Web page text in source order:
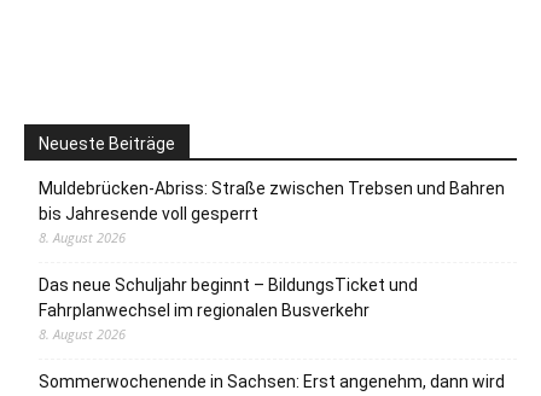
Neueste Beiträge
Muldebrücken-Abriss: Straße zwischen Trebsen und Bahren
bis Jahresende voll gesperrt
8. August 2026
Das neue Schuljahr beginnt – BildungsTicket und
Fahrplanwechsel im regionalen Busverkehr
8. August 2026
Sommerwochenende in Sachsen: Erst angenehm, dann wird